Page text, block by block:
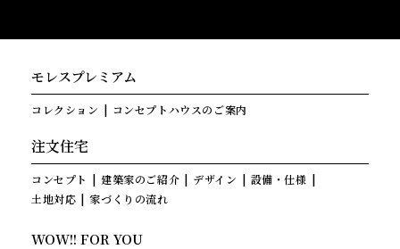
モレスプレミアム
コレクション コンセプトハウスのご案内
注文住宅
コンセプト 建築家のご紹介 デザイン
設備・仕様
土地対応
家づくりの流れ
WOW!! FOR YOU